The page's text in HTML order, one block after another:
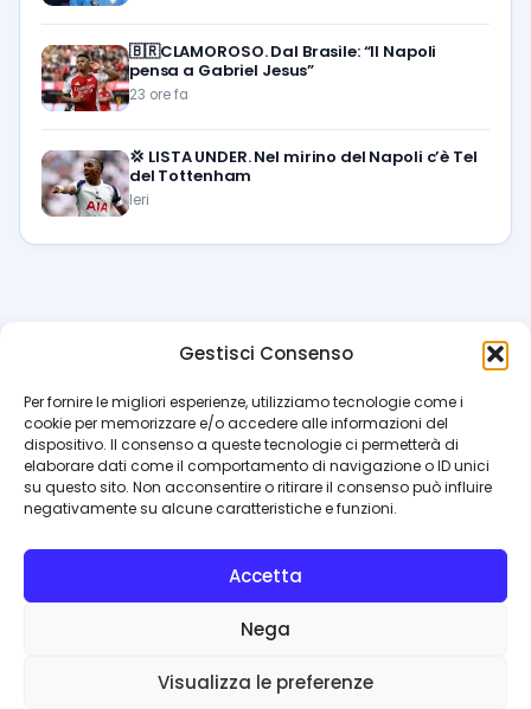
Gestisci Consenso
Per fornire le migliori esperienze, utilizziamo tecnologie come i
cookie per memorizzare e/o accedere alle informazioni del
dispositivo. Il consenso a queste tecnologie ci permetterà di
elaborare dati come il comportamento di navigazione o ID unici
su questo sito. Non acconsentire o ritirare il consenso può influire
negativamente su alcune caratteristiche e funzioni.
Accetta
Nega
Visualizza le preferenze
🇧🇷CLAMOROSO. Dal Brasile: “Il Napoli
pensa a Gabriel Jesus”
23 ore fa
💢 LISTA UNDER. Nel mirino del Napoli c’è Tel
del Tottenham
Ieri
azzurrissimo.it
Il blog di riferimento per i tifosi del Napoli. News, interviste,
pagelle e calciomercato. Testata giornalistica registrata
al Tribunale di Napoli (n. 48 dell’08/10/2012). Direttore Luca
Perillo
INFO
Contattaci